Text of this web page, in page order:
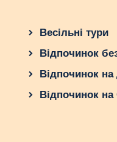
Весільні тури
Відпочинок
Відпочинок на
Відпочинок